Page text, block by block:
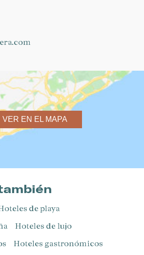
VER EN EL MAPA
de playa
Hoteles de lujo
Hoteles gastronómicos